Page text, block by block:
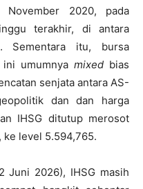
November 2020, pada
terakhir, di antara
Sementara itu, bursa
ini umumnyamixed bias
senjata antara AS-
dan dan harga
IHSG ditutup merosot
ke level 5.594,765.
Juni 2026), IHSG masih